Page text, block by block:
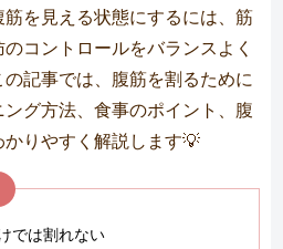
を見える状態にするには、筋
コントロールをバランスよく
記事では、腹筋を割るために
グ方法、食事のポイント、腹
りやすく解説します💡
では割れない